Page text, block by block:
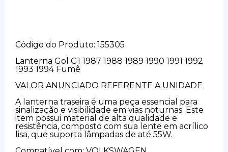
Código do Produto: 155305
Lanterna Gol G1 1987 1988 1989 1990 1991 1992
1993 1994 Fumê
VALOR ANUNCIADO REFERENTE A UNIDADE
A lanterna traseira é uma peça essencial para
sinalização e visibilidade em vias noturnas. Este
item possui material de alta qualidade e
resistência, composto com sua lente em acrílico
lisa, que suporta lâmpadas de até 55W.